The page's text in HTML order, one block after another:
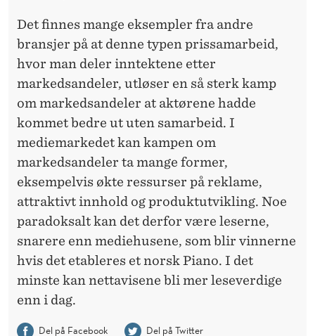
Det finnes mange eksempler fra andre
bransjer på at denne typen prissamarbeid,
hvor man deler inntektene etter
markedsandeler, utløser en så sterk kamp
om markedsandeler at aktørene hadde
kommet bedre ut uten samarbeid. I
mediemarkedet kan kampen om
markedsandeler ta mange former,
eksempelvis økte ressurser på reklame,
attraktivt innhold og produktutvikling. Noe
paradoksalt kan det derfor være leserne,
snarere enn mediehusene, som blir vinnerne
hvis det etableres et norsk Piano. I det
minste kan nettavisene bli mer leseverdige
enn i dag.
Del på Facebook
Del på Twitter